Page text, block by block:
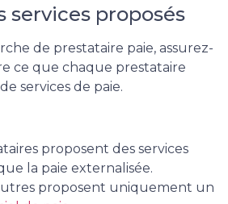
services proposés
de prestataire paie, assurez-
ce que chaque prestataire
services de paie.
proposent des services
la paie externalisée.
proposent uniquement un